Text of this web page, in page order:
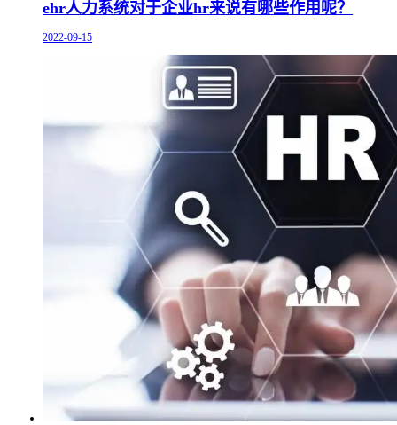
ehr人力系统对于企业hr来说有哪些作用呢？
2022-09-15